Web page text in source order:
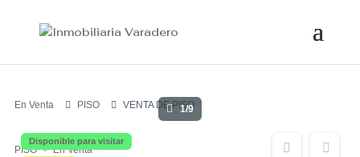
En Venta PISO VENTA DE PISO
Disponible para visitar
1/9
PISO En Venta